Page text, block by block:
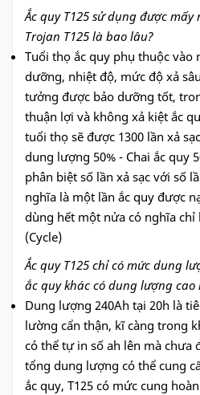
Ắc quy T125 sử dụng được mấy
Trojan T125 là bao lâu?
Tuổi thọ ắc quy phụ thuộc vào
dưỡng, nhiệt độ, mức độ xả
tưởng được bảo dưỡng tốt,
thuận lợi và không xả kiệt ắc
tuổi thọ sẽ được 1300 lần xả
dung lượng 50% - Chai ắc quy
phân biệt số lần xả sạc với số
nghĩa là một lần ắc quy được
dùng hết một nửa có nghĩa chỉ
(Cycle)
Ắc quy T125 chỉ có mức dung
ắc quy khác có dung lượng cao
Dung lượng 240Ah tại 20h là
lường cẩn thận, kĩ càng trong
có thể tự in số ah lên mà chưa
tổng dung lượng có thể cung
ắc quy, T125 có mức cung